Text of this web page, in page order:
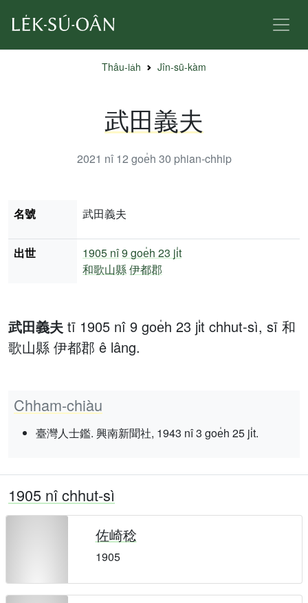
Thâu-ia̍h Jîn-sū-kàm
武田義夫
2021 nî 12 goe̍h 30 phian-chhip
武田義夫 tī 1905 nî 9 goe̍h 23 ji̍t chhut-sì, sī 和
歌山縣 伊都郡 ê lâng.
Chham-chiàu
臺灣人士鑑. 興南新聞社, 1943 nî 3 goe̍h 25 ji̍t.
名號 武田義夫
出世 1905 nî9 goe̍h 23 ji̍t
和歌山縣伊都郡
1905 nî chhut-sì
佐崎稔
1905